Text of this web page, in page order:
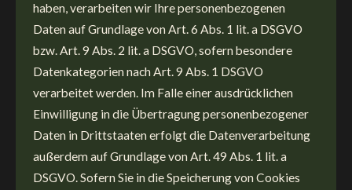
haben, verarbeiten wir Ihre personenbezogenen
Daten auf Grundlage von Art. 6 Abs. 1 lit. a DSGVO
bzw. Art. 9 Abs. 2 lit. a DSGVO, sofern besondere
Datenkategorien nach Art. 9 Abs. 1 DSGVO
verarbeitet werden. Im Falle einer ausdrücklichen
Einwilligung in die Übertragung personenbezogener
Daten in Drittstaaten erfolgt die Datenverarbeitung
außerdem auf Grundlage von Art. 49 Abs. 1 lit. a
DSGVO. Sofern Sie in die Speicherung von Cookies